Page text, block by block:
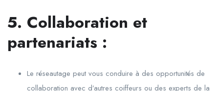
5. Collaboration et
partenariats :
Le réseautage peut vous conduire à des opportunités de
collaboration avec d’autres coiffeurs ou des experts de la